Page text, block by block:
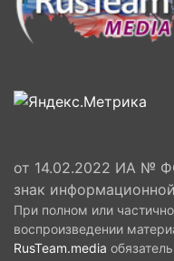
от 14.02.2022 ИА №
знак
При полном или
воспроизведении
RusTeam.media